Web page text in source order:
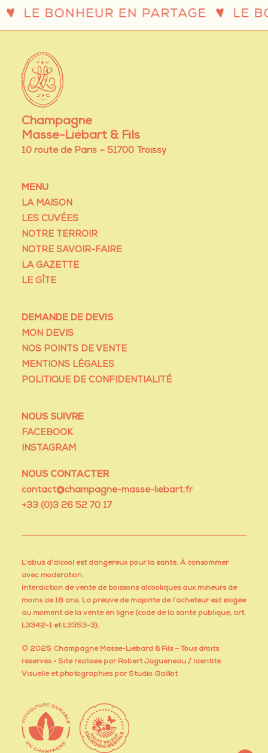
Champagne
Masse-Liébart & Fils
10 route de Paris – 51700 Troissy
MENU
LA MAISON
LES CUVÉES
NOTRE TERROIR
NOTRE SAVOIR-FAIRE
LA GAZETTE
LE GÎTE
DEMANDE DE DEVIS
MON DEVIS
NOS POINTS DE VENTE
MENTIONS LÉGALES
POLITIQUE DE CONFIDENTIALITÉ
NOUS SUIVRE
FACEBOOK
INSTAGRAM
NOUS CONTACTER
contact@champagne-masse-liebart.fr
+33 (0)3 26 52 70 17
L’abus d’alcool est dangereux pour la santé. À consommer
avec modération.
Interdiction de vente de boissons alcooliques aux mineurs de
moins de 18 ans. La preuve de majorité de l’acheteur est exigée
au moment de la vente en ligne (code de la santé publique, art.
L3342-1 et L3353-3).
© 2025 Champagne Masse-Liébard & Fils – Tous droits
réservés • Site réalisée par Robert Jagueneau / Identité
Visuelle et photographies par Studio Gaillot